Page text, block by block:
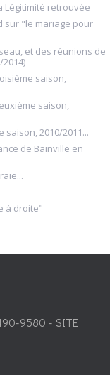
Légitimité retrouvée
sur "le mariage pour
et des réunions de
saison,
saison,
saison, 2010/2011...
de Bainville en
à droite"
9580 - SITE